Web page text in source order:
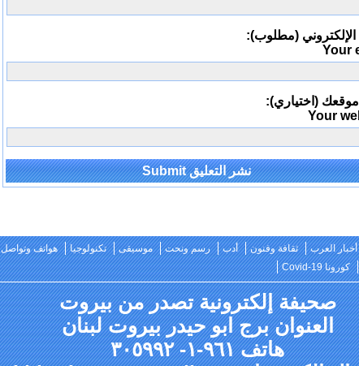
(مطلوب):
Your
(اختياري):
Your
أخبار العرب ثقافة وفنون أدب رسم ونحت موسيقى تكنولوجيا هواتف وتواصل
كورونا Covid-19
صحيفة إلكترونية تصدر من بيروت
العنوان برج ابو حيدر بيروت لبنان
هاتف ٩٦١-١- ٣٠٥٩٩٢